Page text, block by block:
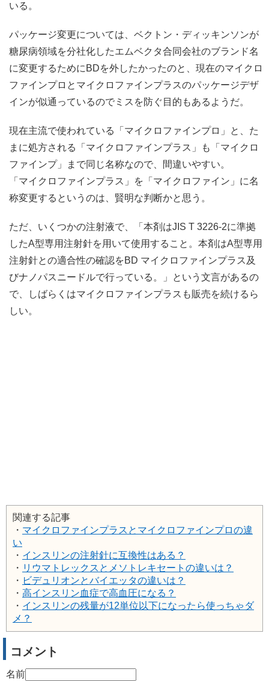
いる。
パッケージ変更については、ベクトン・ディッキンソンが
糖尿病領域を分社化したエムベクタ合同会社のブランド名
に変更するためにBDを外したかったのと、現在のマイクロ
ファインプロとマイクロファインプラスのパッケージデザ
インが似通っているのでミスを防ぐ目的もあるようだ。
現在主流で使われている「マイクロファインプロ」と、た
まに処方される「マイクロファインプラス」も「マイクロ
ファインプ」まで同じ名称なので、間違いやすい。
「マイクロファインプラス」を「マイクロファイン」に名
称変更するというのは、賢明な判断かと思う。
ただ、いくつかの注射液で、「本剤はJIS T 3226-2に準拠
したA型専用注射針を用いて使用すること。本剤はA型専用
注射針との適合性の確認をBD マイクロファインプラス及
びナノパスニードルで行っている。」という文言があるの
で、しばらくはマイクロファインプラスも販売を続けるら
しい。
関連する記事
・ マイクロファインプラスとマイクロファインプロの違
い
・ インスリンの注射針に互換性はある？
・ リウマトレックスとメソトレキセートの違いは？
・ ビデュリオンとバイエッタの違いは？
・ 高インスリン血症で高血圧になる？
・ インスリンの残量が12単位以下になったら使っちゃダ
メ？
コメント
名前